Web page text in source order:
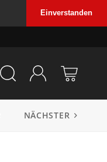
Einverstanden
NÄCHSTER